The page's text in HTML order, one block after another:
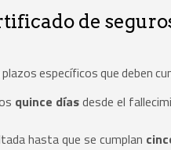
de
específicos que deben
quince díasdesde el
hasta que se cumplan